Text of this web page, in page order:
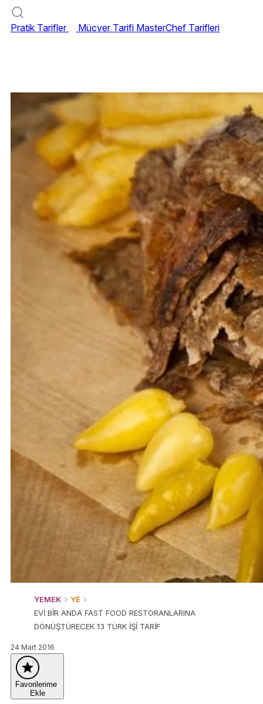
Pratik Tarifler Mücver Tarifi MasterChef Tarifleri
YEMEK
YE
EVİ BİR ANDA FAST FOOD RESTORANLARINA
DÖNÜŞTÜRECEK 13 TÜRK İŞİ TARİF
24 Mart 2016
Favorilerime
Ekle